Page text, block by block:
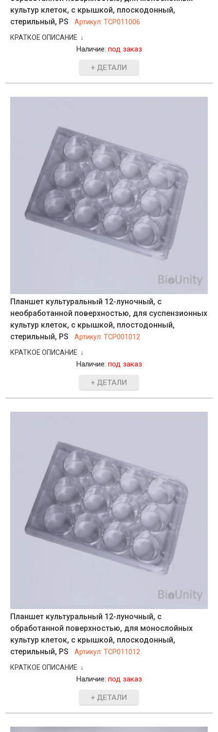
культур клеток, с крышкой, плоскодонный,
стерильный, PS
Артикул:TCP011006
КРАТКОЕ ОПИСАНИЕ ↓
Наличие: под заказ
+ ДЕТАЛИ
Планшет культуральный 12-луночный, с
необработанной поверхностью, для суспензионных
культур клеток, с крышкой, плостодонный,
стерильный, PS
Артикул:TCP001012
КРАТКОЕ ОПИСАНИЕ ↓
Наличие: под заказ
+ ДЕТАЛИ
Планшет культуральный 12-луночный, с
обработанной поверхностью, для монослойных
культур клеток, с крышкой, плоскодонный,
стерильный, PS
Артикул:TCP011012
КРАТКОЕ ОПИСАНИЕ ↓
Наличие: под заказ
+ ДЕТАЛИ